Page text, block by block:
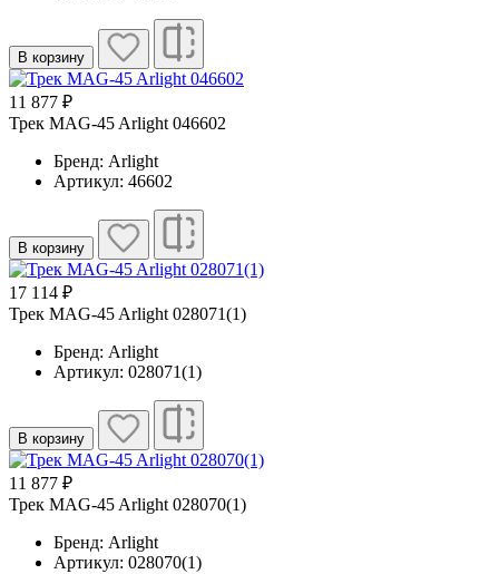
В корзину
11 877 ₽
Трек MAG-45 Arlight 046602
Бренд: Arlight
Артикул: 46602
В корзину
17 114 ₽
Трек MAG-45 Arlight 028071(1)
Бренд: Arlight
Артикул: 028071(1)
В корзину
11 877 ₽
Трек MAG-45 Arlight 028070(1)
Бренд: Arlight
Артикул: 028070(1)